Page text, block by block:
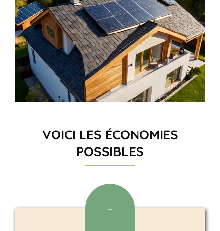
VOICI LES ÉCONOMIES
POSSIBLES
–